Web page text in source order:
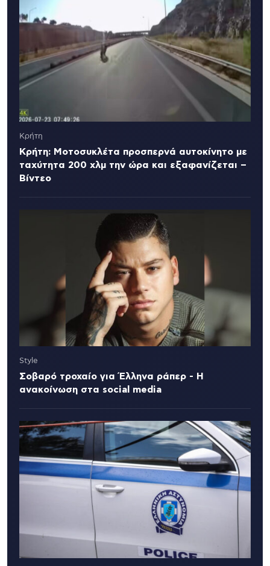
Κρήτη
Κρήτη: Μοτοσυκλέτα προσπερνά αυτοκίνητο με
ταχύτητα 200 χλμ την ώρα και εξαφανίζεται –
Βίντεο
Style
Σοβαρό τροχαίο για Έλληνα ράπερ - Η
ανακοίνωση στα social media